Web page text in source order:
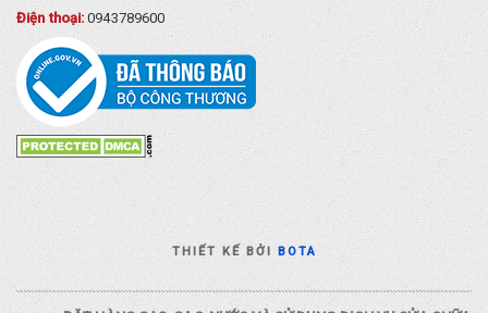
Điện thoại:0943789600
THIẾT KẾ BỞIBOTA